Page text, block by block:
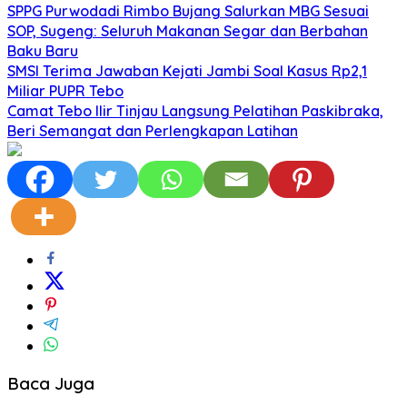
SPPG Purwodadi Rimbo Bujang Salurkan MBG Sesuai
SOP, Sugeng: Seluruh Makanan Segar dan Berbahan
Baku Baru
SMSI Terima Jawaban Kejati Jambi Soal Kasus Rp2,1
Miliar PUPR Tebo
Camat Tebo Ilir Tinjau Langsung Pelatihan Paskibraka,
Beri Semangat dan Perlengkapan Latihan
Baca Juga